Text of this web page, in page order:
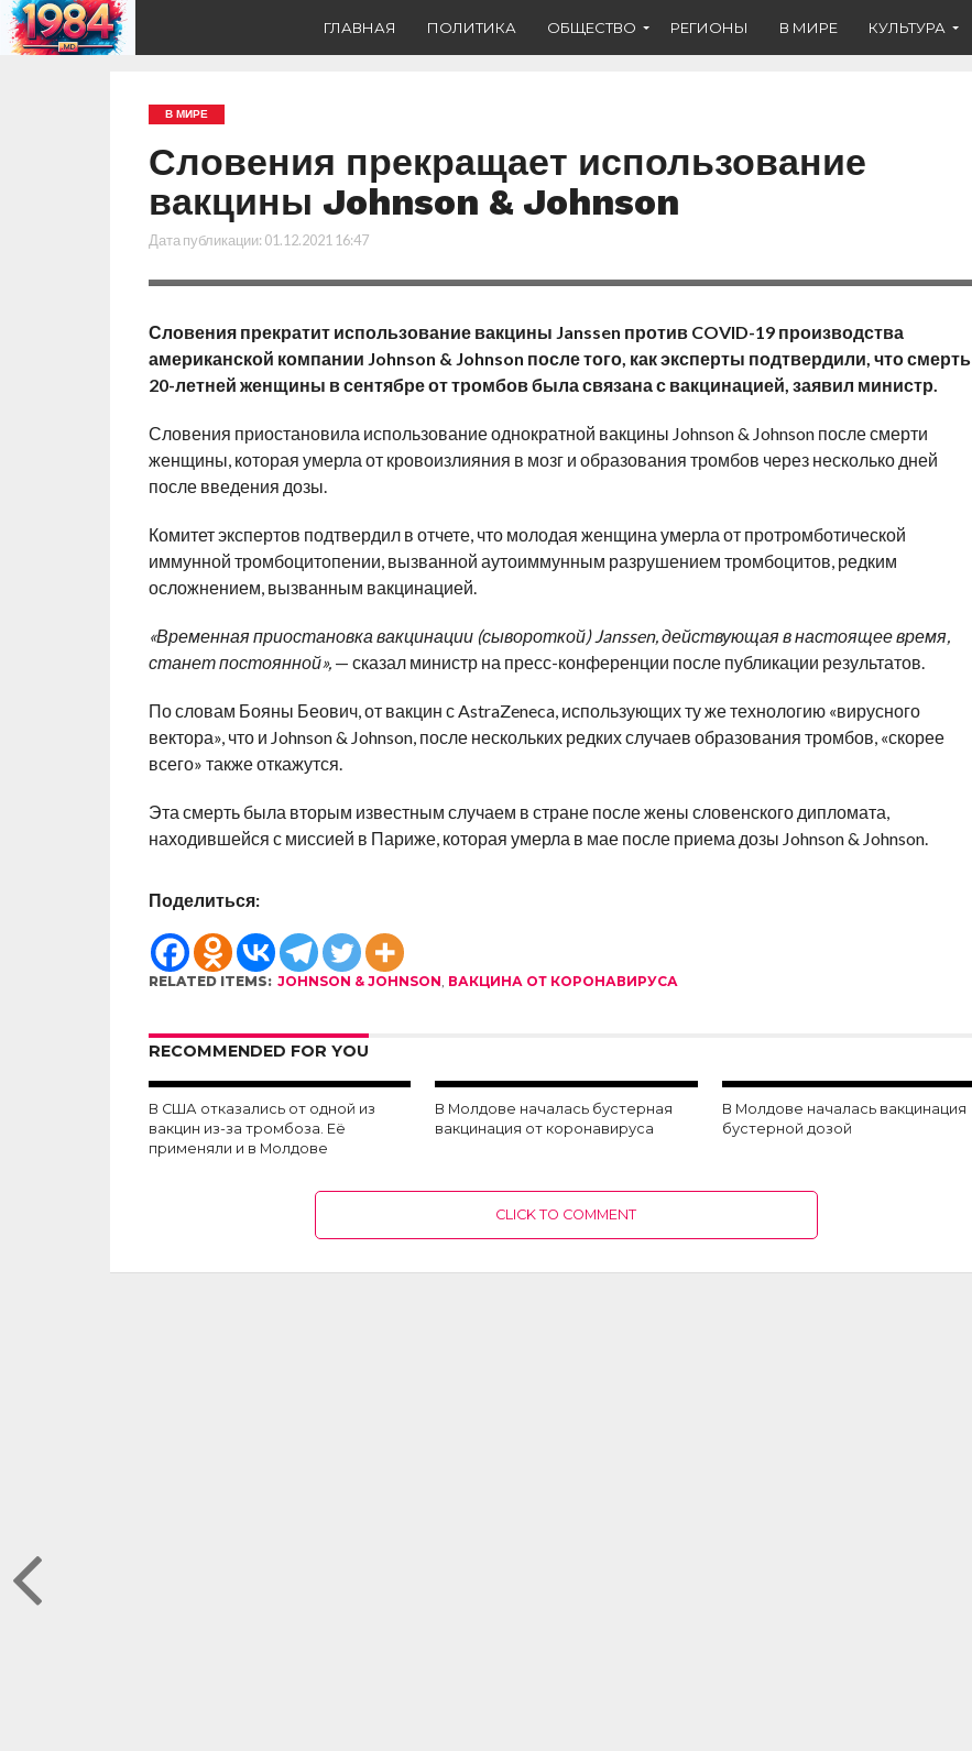
ГЛАВНАЯ ПОЛИТИКА ОБЩЕСТВО РЕГИОНЫ В МИРЕ КУЛЬТУРА
В МИРЕ
Словения прекращает использование
вакцины Johnson & Johnson
Дата публикации: 01.12.2021 16:47
Словения прекратит использование вакцины Janssen против COVID-19 производства
американской компании Johnson & Johnson после того, как эксперты подтвердили, что смерть
20-летней женщины в сентябре от тромбов была связана с вакцинацией, заявил министр.
Словения приостановила использование однократной вакцины Johnson & Johnson после смерти
женщины, которая умерла от кровоизлияния в мозг и образования тромбов через несколько дней
после введения дозы.
Комитет экспертов подтвердил в отчете, что молодая женщина умерла от протромботической
иммунной тромбоцитопении, вызванной аутоиммунным разрушением тромбоцитов, редким
осложнением, вызванным вакцинацией.
«Временная приостановка вакцинации (сывороткой) Janssen, действующая в настоящее время,
станет постоянной», — сказал министр на пресс-конференции после публикации результатов.
По словам Бояны Беович, от вакцин с AstraZeneca, использующих ту же технологию «вирусного
вектора», что и Johnson & Johnson, после нескольких редких случаев образования тромбов, «скорее
всего» также откажутся.
Эта смерть была вторым известным случаем в стране после жены словенского дипломата,
находившейся с миссией в Париже, которая умерла в мае после приема дозы Johnson & Johnson.
Поделиться:
RELATED ITEMS: JOHNSON & JOHNSON, ВАКЦИНА ОТ КОРОНАВИРУСА
RECOMMENDED FOR YOU
В США отказались от одной из
вакцин из-за тромбоза. Её
применяли и в Молдове
В Молдове началась бустерная
вакцинация от коронавируса
В Молдове началась вакцинация
бустерной дозой
CLICK TO COMMENT